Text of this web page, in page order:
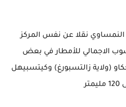
نقلا عن نفس المركز
الاجمالي للأمطار في بعض
(ولاية زالتسبورغ) وكيتسبيهل